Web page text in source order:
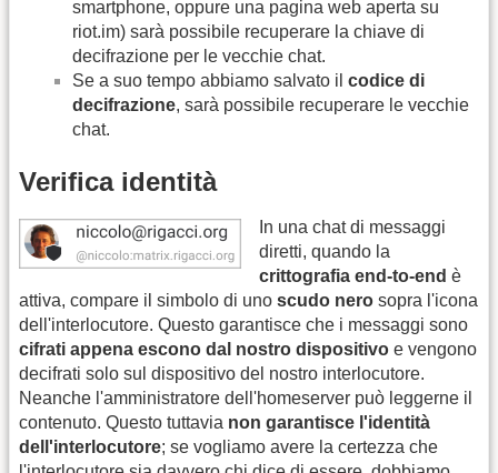
smartphone, oppure una pagina web aperta su
riot.im) sarà possibile recuperare la chiave di
decifrazione per le vecchie chat.
Se a suo tempo abbiamo salvato il codice di
decifrazione, sarà possibile recuperare le vecchie
chat.
Verifica identità
In una chat di messaggi
diretti, quando la
crittografia end-to-end è
attiva, compare il simbolo di uno scudo nero sopra l'icona
dell'interlocutore. Questo garantisce che i messaggi sono
cifrati appena escono dal nostro dispositivo e vengono
decifrati solo sul dispositivo del nostro interlocutore.
Neanche l'amministratore dell'homeserver può leggerne il
contenuto. Questo tuttavia non garantisce l'identità
dell'interlocutore; se vogliamo avere la certezza che